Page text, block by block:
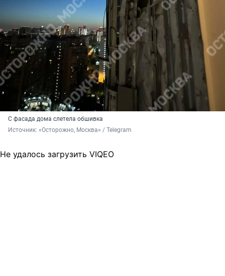
С фасада дома слетела обшивка
Источник: «Осторожно, Москва» / Telegram
Не удалось загрузить VIQEO